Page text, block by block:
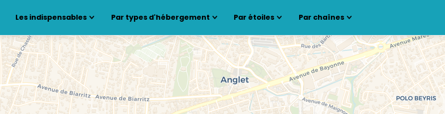
Les indispensables Par types d'hébergement Par étoiles Par chaînes